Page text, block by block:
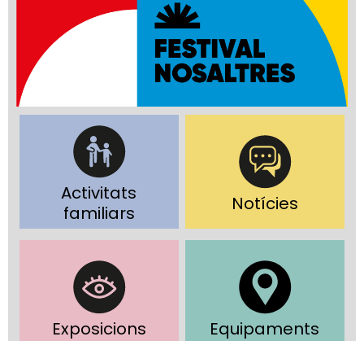
Activitats
familiars
Notícies
Exposicions Equipaments